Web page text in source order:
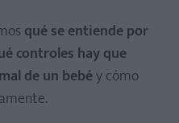
qué se entiende por
controles hay que
de un bebéy cómo